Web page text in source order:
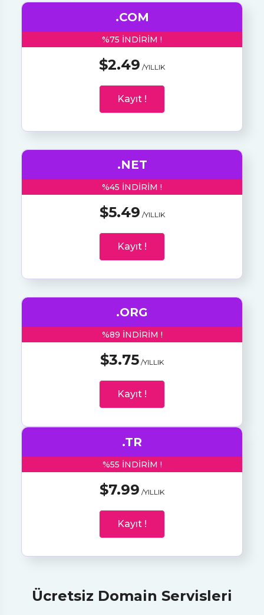
.COM
%75 INDIRIM !
$2.49 /YILLIK
Kayıt !
.NET
%45 INDIRIM !
$5.49 /YILLIK
Kayıt !
.ORG
%89 INDIRIM !
$3.75 /YILLIK
Kayıt !
.TR
%55 INDIRIM !
$7.99 /YILLIK
Kayıt !
Ücretsiz Domain Servisleri